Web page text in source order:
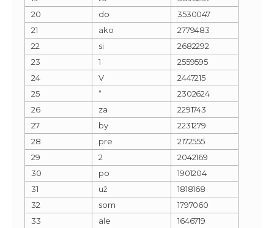
20
do
3530047
21
ako
2779483
22
si
2682292
23
1
2559595
24
V
2447215
25
“
2302624
26
za
2291743
27
by
2231279
28
pre
2172555
29
2
2042169
30
po
1901204
31
už
1818168
32
som
1797060
33
ale
1646719